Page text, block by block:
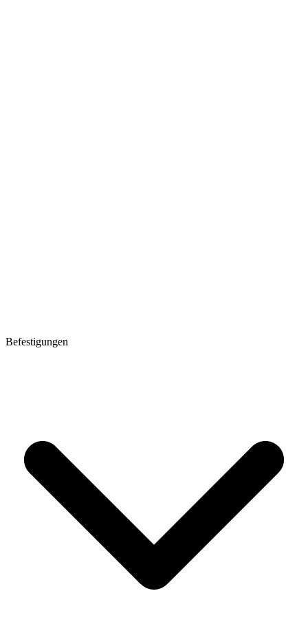
Befestigungen